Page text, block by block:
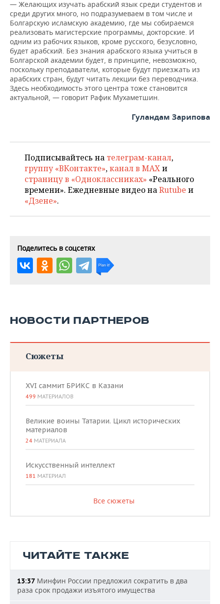
— Желающих изучать арабский язык среди студентов и
среди других много, но подразумеваем в том числе и
Болгарскую исламскую академию, где мы собираемся
реализовать магистерские программы, докторские. И
одним из рабочих языков, кроме русского, безусловно,
будет арабский. Без знания арабского языка учиться в
Болгарской академии будет, в принципе, невозможно,
поскольку преподаватели, которые будут приезжать из
арабских стран, будут читать лекции без переводчика.
Здесь необходимость этого центра тоже становится
актуальной, — говорит Рафик Мухаметшин.
Гуландам Зарипова
Подписывайтесь на телеграм-канал,
группу «ВКонтакте»,канал в MAXи
страницу в «Одноклассниках» «Реального
времени». Ежедневные видео наRutube и
«Дзене».
Поделитесь в соцсетях
НОВОСТИ ПАРТНЕРОВ
Сюжеты
XVI саммит БРИКС в Казани
499 МАТЕРИАЛОВ
Великие воины Татарии. Цикл исторических
материалов
24 МАТЕРИАЛА
Искусственный интеллект
181 МАТЕРИАЛ
Все сюжеты
ЧИТАЙТЕ ТАКЖЕ
13:37 Минфин России предложил сократить в два
раза срок продажи изъятого имущества